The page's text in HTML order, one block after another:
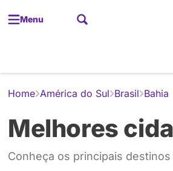
Menu
Home América do Sul Brasil Bahia
Melhores
Conheça os principais